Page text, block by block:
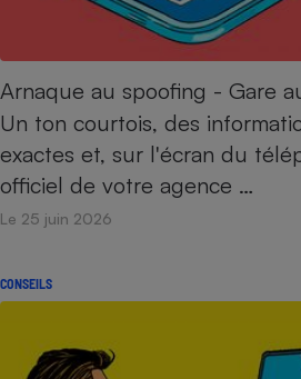
Arnaque au spoofing - Gare
Un ton courtois, des
exactes et, sur l'écran du
officiel de votre agence …
Le 25 juin 2026
CONSEILS